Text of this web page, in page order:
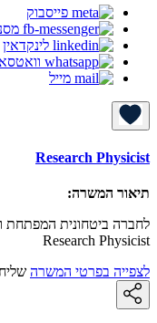
פייסבוק
לינקדאין
מייל
Research Physicist
תיאור המשרה:
לחברה ביטחונית המפתחת
Research Physicist
לצפייה בפרטי המשרה